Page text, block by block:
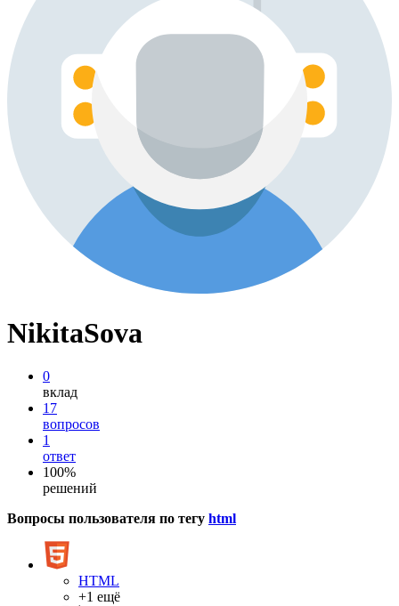
NikitaSova
0
вклад
17
вопросов
1
ответ
100%
решений
Вопросы пользователя по тегу html
HTML
+1 ещё